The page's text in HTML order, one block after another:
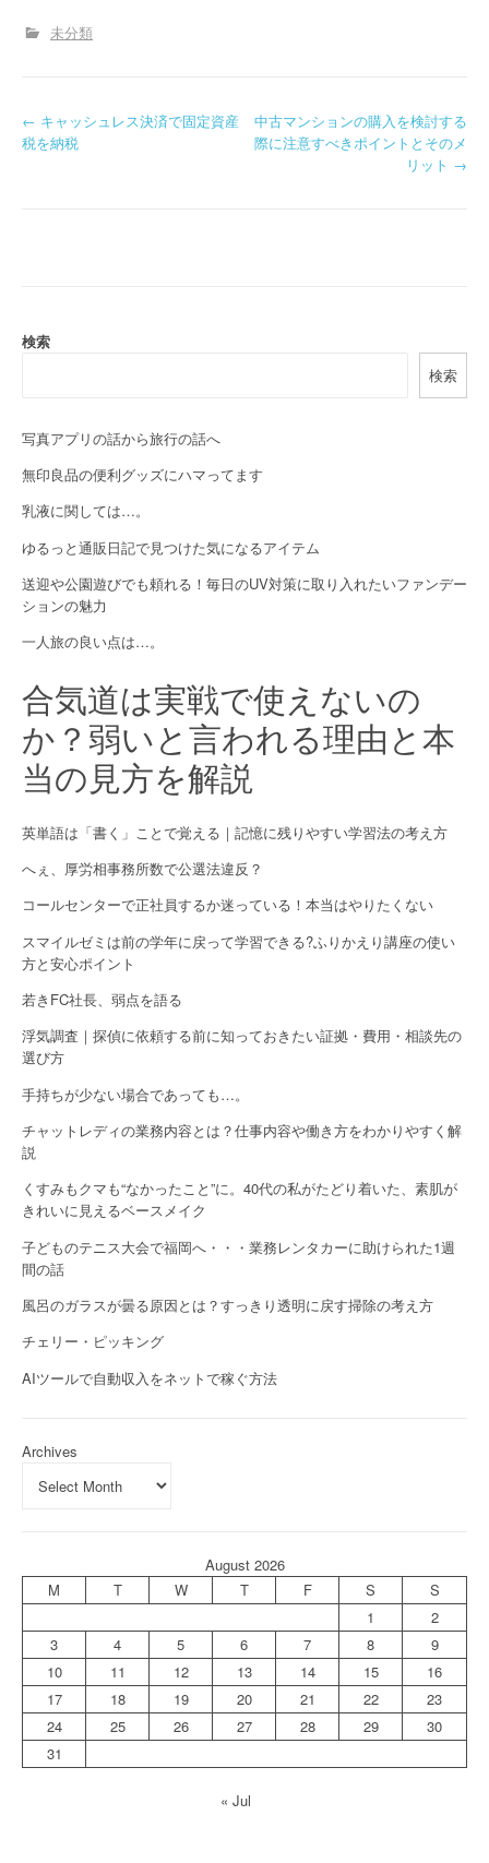
未分類
P
a
g
a
t
i
o
n
← キャッシュレス決済で固定資産
税を納税
中古マンションの購入を検討する
際に注意すべきポイントとそのメ
リット →
検索
検索
写真アプリの話から旅行の話へ
無印良品の便利グッズにハマってます
乳液に関しては…。
ゆるっと通販日記で見つけた気になるアイテム
送迎や公園遊びでも頼れる！毎日のUV対策に取り入れたいファンデー
ションの魅力
一人旅の良い点は…。
合気道は実戦で使えないの
か？弱いと言われる理由と本
当の見方を解説
英単語は「書く」ことで覚える｜記憶に残りやすい学習法の考え方
へぇ、厚労相事務所数で公選法違反？
コールセンターで正社員するか迷っている！本当はやりたくない
スマイルゼミは前の学年に戻って学習できる?ふりかえり講座の使い
方と安心ポイント
若きFC社長、弱点を語る
浮気調査｜探偵に依頼する前に知っておきたい証拠・費用・相談先の
選び方
手持ちが少ない場合であっても…。
チャットレディの業務内容とは？仕事内容や働き方をわかりやすく解
説
くすみもクマも“なかったこと”に。40代の私がたどり着いた、素肌が
きれいに見えるベースメイク
子どものテニス大会で福岡へ・・・業務レンタカーに助けられた1週
間の話
風呂のガラスが曇る原因とは？すっきり透明に戻す掃除の考え方
チェリー・ピッキング
AIツールで自動収入をネットで稼ぐ方法
Archives
August 2026
M
T W T F S
S
1
2
3
4 5 6 7 8
9
10
11 12 13 14 15
16
17
18 19 20 21 22
23
24
25 26 27 28 29
30
31
« Jul